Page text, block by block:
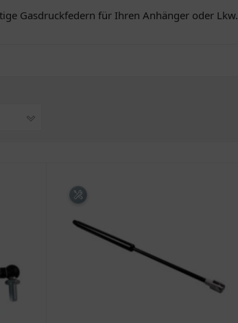
Gasdruckfedern für Ihren Anhänger oder Lkw.